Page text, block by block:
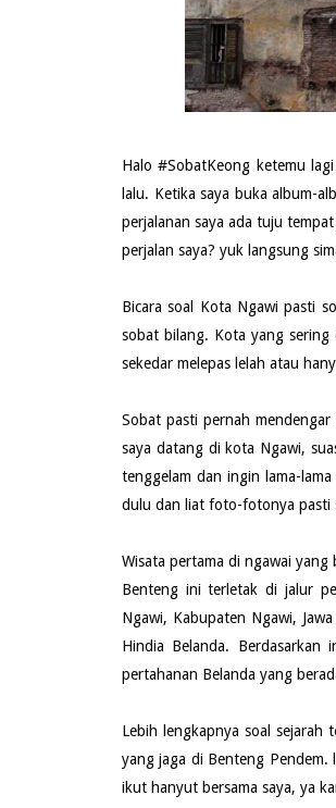
Halo #SobatKeong ketemu
lalu. Ketika saya buka album-
perjalanan saya ada tuju
perjalan saya? yuk langsung
Bicara soal Kota Ngawi pasti
sobat bilang. Kota yang
sekedar melepas lelah atau
Sobat pasti pernah
saya datang di kota Ngawi,
tenggelam dan ingin lama-
dulu dan liat foto-fotonya pasti
Wisata pertama di ngawai
Benteng ini terletak di jalur
Ngawi, Kabupaten Ngawi,
Hindia Belanda.
pertahanan Belanda yang
Lebih lengkapnya soal sejarah
yang jaga di Benteng
ikut hanyut bersama saya, ya